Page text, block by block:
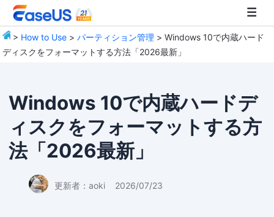
> How to Use >パーティション管理 > Windows 10で内蔵ハード
ディスクをフォーマットする方法「2026最新」
Windows 10で内蔵ハードデ
ィスクをフォーマットする方
法「2026最新」
更新者： aoki 2026/07/23